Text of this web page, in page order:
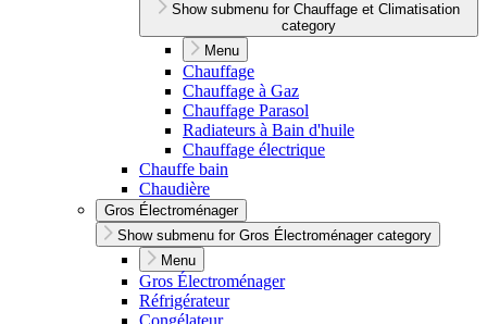
Show submenu for Chauffage et Climatisation
category
Menu
Chauffage
Chauffage à Gaz
Chauffage Parasol
Radiateurs à Bain d'huile
Chauffage électrique
Chauffe bain
Chaudière
Gros Électroménager
Show submenu for Gros Électroménager category
Menu
Gros Électroménager
Réfrigérateur